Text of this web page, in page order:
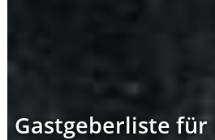
Gastgeberliste für